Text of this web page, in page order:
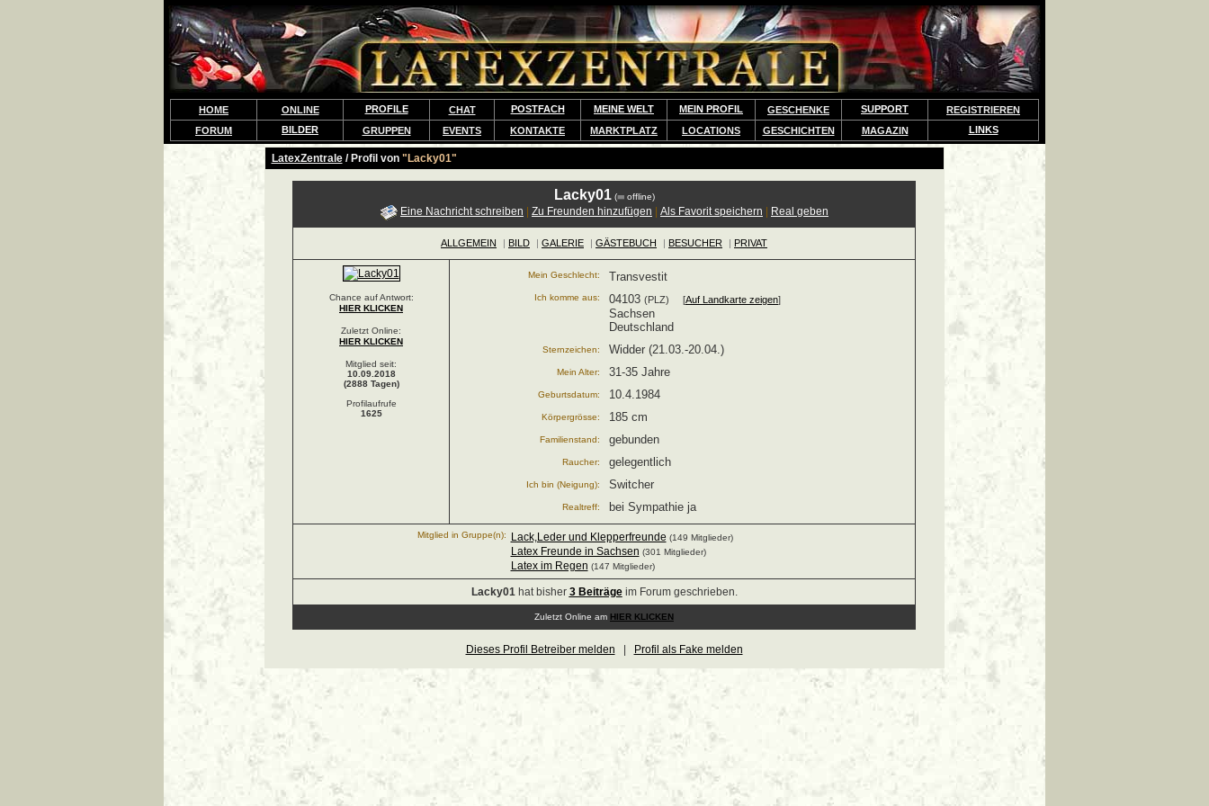
HOME ONLINE PROFILE CHAT POSTFACH MEINE WELT MEIN PROFIL GESCHENKE SUPPORT
REGISTRIEREN
FORUM
BILDER GRUPPEN EVENTS KONTAKTE MARKTPLATZ LOCATIONS GESCHICHTEN MAGAZIN LINKS
LatexZentrale/ Profil von "Lacky01"
Lacky01 ( offline)
Eine Nachricht schreiben Zu Freunden hinzufügen Als Favorit speichern Real geben
ALLGEMEIN | BILD | GALERIE | GÄSTEBUCH | BESUCHER | PRIVAT
Chance auf Antwort:
HIER KLICKEN
Zuletzt Online:
HIER KLICKEN
Mitglied seit:
10.09.2018
(2888 Tagen)
Profilaufrufe
1625
Mein Geschlecht: Transvestit
Ich komme aus: 04103 (PLZ) [Auf Landkarte zeigen]
Sachsen
Deutschland
Sternzeichen: Widder (21.03.-20.04.)
Mein Alter: 31-35 Jahre
Geburtsdatum: 10.4.1984
Körpergrösse: 185 cm
Familienstand: gebunden
Raucher: gelegentlich
Ich bin (Neigung): Switcher
Realtreff: bei Sympathie ja
Mitglied in Gruppe(n): Lack,Leder und Klepperfreunde (149 Mitglieder)
Latex Freunde in Sachsen (301 Mitglieder)
Latex im Regen (147 Mitglieder)
Lacky01hat bisher 3 Beiträgeim Forum geschrieben.
Zuletzt Online am HIER KLICKEN
Dieses Profil Betreiber melden Profil als Fake melden